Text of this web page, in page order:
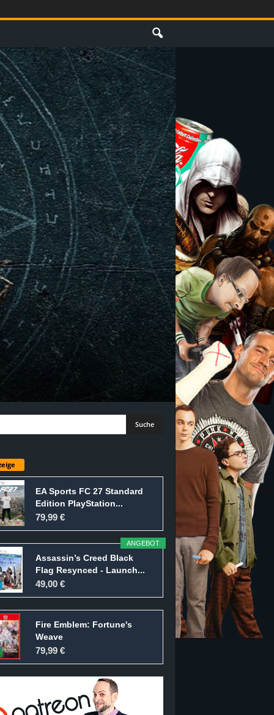
EA Sports FC 27 Standard
Edition PlayStation...
79,99 €
ANGEBOT
Assassin’s Creed Black
Flag Resynced - Launch...
49,00 €
Fire Emblem: Fortune's
Weave
79,99 €